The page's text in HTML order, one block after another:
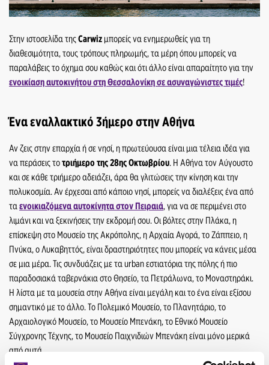
Στην ιστοσελίδα τηςCarwiz μπορείς να ενημερωθείς για τη
διαθεσιμότητα, τους τρόπους πληρωμής, τα μέρη όπου μπορείς να
παραλάβεις το όχημα σου καθώς και ότι άλλο είναι απαραίτητο για την
ενοικίαση αυτοκινήτου στη Θεσσαλονίκη σε ασυναγώνιστες τιμές!
Ένα εναλλακτικό 3ήμερο στην Αθήνα
Αν ζεις στην επαρχία ή σε νησί, η πρωτεύουσα είναι μια τέλεια ιδέα για
να περάσεις τοτριήμερο της 28ηςΟκτωβρίου. Η Αθήνα τον Αύγουστο
και σε κάθε τριήμερο αδειάζει, άρα θα γλιτώσεις την κίνηση και την
πολυκοσμία. Αν έρχεσαι από κάποιο νησί, μπορείς να διαλέξεις ένα από
ταενοικιαζόμενα αυτοκίνητα στον Πειραιά, για να σε περιμένει στο
λιμάνι και να ξεκινήσεις την εκδρομή σου. Οι βόλτες στην Πλάκα, η
επίσκεψη στο Μουσείο της Ακρόπολης, η Αρχαία Αγορά, το Ζάππειο, η
Πνύκα, ο Λυκαβηττός, είναι δραστηριότητες που μπορείς να κάνεις μέσα
σε μια μέρα. Τις συνδυάζεις με τα urban εστιατόρια της πόλης ή πιο
παραδοσιακά ταβερνάκια στο Θησείο, τα Πετράλωνα, το Μοναστηράκι.
Η λίστα με τα μουσεία στην Αθήνα είναι μεγάλη και το ένα είναι εξίσου
σημαντικό με το άλλο. Το Πολεμικό Μουσείο, το Πλανητάριο, το
Αρχαιολογικό Μουσείο, το Μουσείο Μπενάκη, το Εθνικό Μουσείο
Σύγχρονης Τέχνης, το Μουσείο Παιχνιδιών Μπενάκη είναι μόνο μερικά
από αυτά.